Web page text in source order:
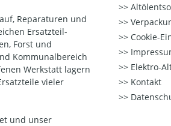
Reparaturen und
Ersatzteil-
Forst und
Kommunalbereich
Werkstatt lagern
vieler
und unser
Cookie-
Elektro-
Kontakt